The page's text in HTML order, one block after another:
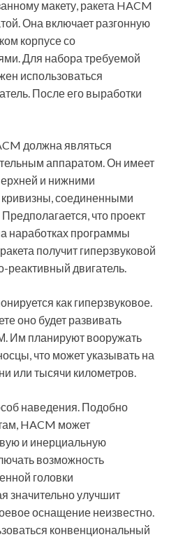
макету, ракета HACM
Она включает разгонную
корпусе со
Для набора требуемой
использоваться
После его выработки
должна являться
аппаратом. Он имеет
и нижними
соединенными
что проект
наработках программы
получит гиперзвуковой
двигатель.
как гиперзвуковое.
оно будет развивать
Им планируют вооружать
что может указывать на
или тысячи километров.
наведения. Подобно
HACM может
и инерциальную
возможность
головки
значительно улучшит
оснащение неизвестно.
конвенциональный